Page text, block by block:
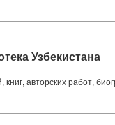
Узбекистана
книг, авторских работ,